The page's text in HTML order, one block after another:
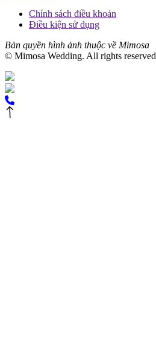
Chính sách điều khoản
Điều kiện sử dụng
Bản quyền hình ảnh thuộc về Mimosa
© Mimosa Wedding. All rights reserved